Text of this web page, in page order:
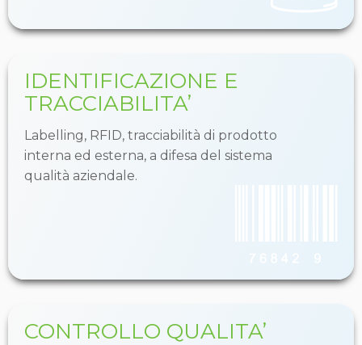
IDENTIFICAZIONE E
TRACCIABILITA’
Labelling, RFID, tracciabilità di prodotto
interna ed esterna, a difesa del sistema
qualità aziendale.
CONTROLLO QUALITA’